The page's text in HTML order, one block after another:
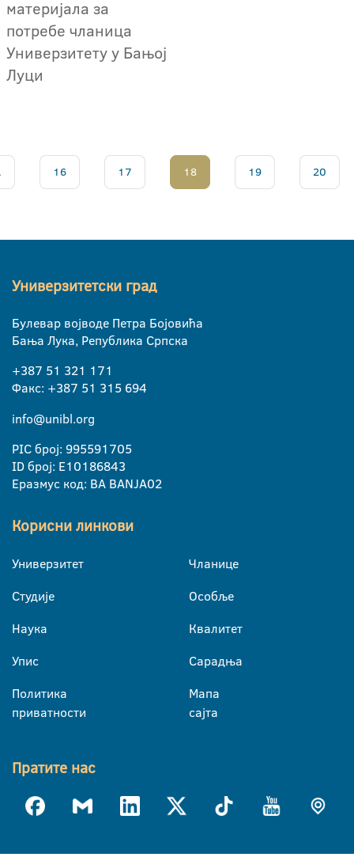
материјала за
потребе чланица
Универзитету у Бањој
Луци
16 17 18 19 20
Универзитетски град
Булевар војводе Петра Бојовића
Бања Лука, Република Српска
+387 51 321 171
Факс: +387 51 315 694
info@unibl.org
PIC број: 995591705
ID број: E10186843
Еразмус код: BA BANJA02
Корисни линкови
Универзитет
Студије
Наука
Упис
Политика
приватности
Чланице
Особље
Квалитет
Сарадња
Мапа
сајта
Пратите нас